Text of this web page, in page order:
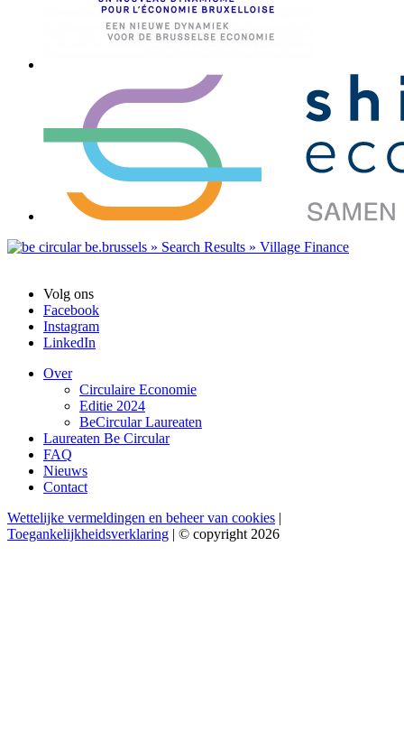
Volg ons
Facebook
Instagram
LinkedIn
Over
Circulaire Economie
Editie 2024
BeCircular Laureaten
Laureaten Be Circular
FAQ
Nieuws
Contact
Wettelijke vermeldingen en beheer van cookies |
Toegankelijkheidsverklaring | © copyright 2026